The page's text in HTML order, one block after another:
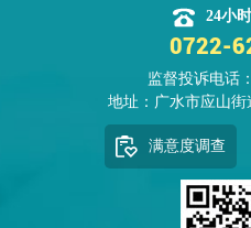
织学习新“交规”的相关内容和安
新旧交规内容变化和注意点。五
后驾车，以免给社会和他人
过听课学习和观看事故案例，
增强了的交通安全意识，提高了
24小
0722-
监督投诉电话
地址：广水市应山
满意度调查